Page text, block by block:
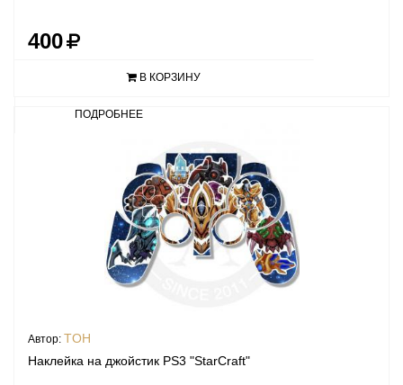
400
В КОРЗИНУ
ПОДРОБНЕЕ
Автор: TOH
Наклейка на джойстик PS3 "StarCraft"